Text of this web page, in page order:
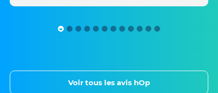
Voir tous les avis hOp